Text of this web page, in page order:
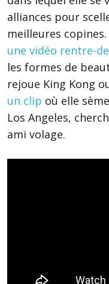
alliances pour
meilleures
une vidéo rentre-
les formes de
rejoue King Kong
un clip où elle
Los Angeles,
ami volage.